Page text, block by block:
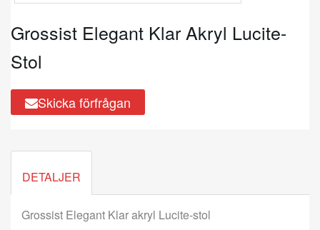
Grossist Elegant Klar Akryl Lucite-
Stol
Skicka förfrågan
DETALJER
Grossist Elegant Klar akryl Lucite-stol